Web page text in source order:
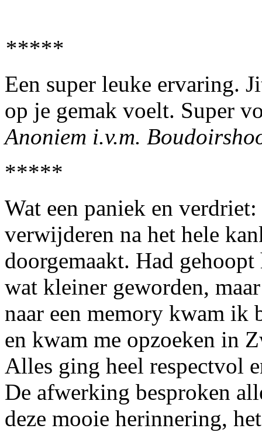
*****
Een super leuke ervaring.
op je gemak voelt. Super
Anoniem i.v.m.
*****
Wat een paniek en
verwijderen na het hele
doorgemaakt. Had
wat kleiner geworden,
naar een memory kwam ik
en kwam me opzoeken in
Alles ging heel respectvol
De afwerking besproken
deze mooie herinnering,